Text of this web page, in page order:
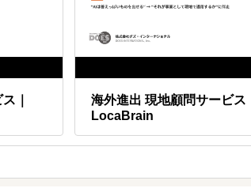
｜
海外進出 現地顧問サービス
LocaBrain